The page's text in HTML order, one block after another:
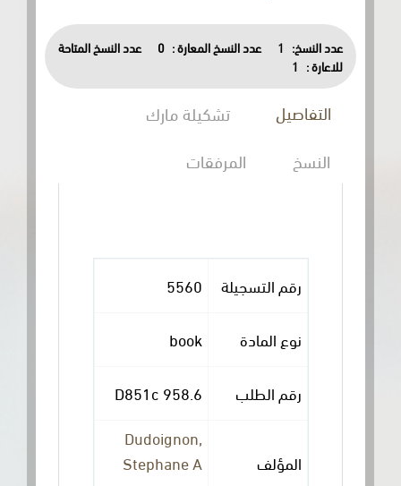
عدد النسخ: 1 عدد النسخ المعارة : 0
عدد النسخ المتاحة
للاعارة :
1
التفاصيل
تشكيلة مارك
المرفقات
رقم التسجيلة 5560
نوع المادة book
رقم الطلب 958.6 D851c
المؤلف
Dudoignon,
Stephane A